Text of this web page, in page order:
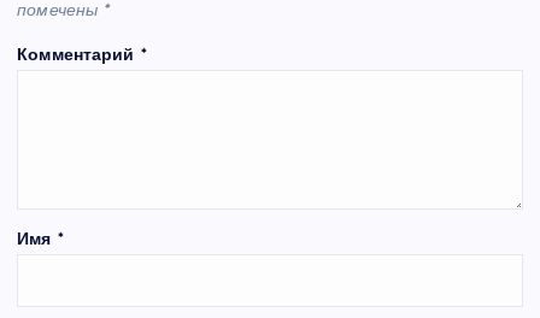
помечены *
Комментарий *
Имя *